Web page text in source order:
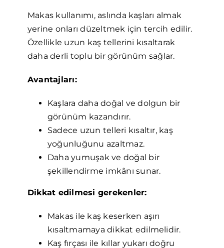
Makas kullanımı, aslında kaşları almak
yerine onları düzeltmek için tercih edilir.
Özellikle uzun kaş tellerini kısaltarak
daha derli toplu bir görünüm sağlar.
Avantajları:
Kaşlara daha doğal ve dolgun bir
görünüm kazandırır.
Sadece uzun telleri kısaltır, kaş
yoğunluğunu azaltmaz.
Daha yumuşak ve doğal bir
şekillendirme imkânı sunar.
Dikkat edilmesi gerekenler:
Makas ile kaş keserken aşırı
kısaltmamaya dikkat edilmelidir.
Kaş fırçası ile kıllar yukarı doğru